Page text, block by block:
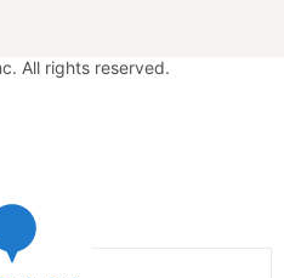
All rights reserved.